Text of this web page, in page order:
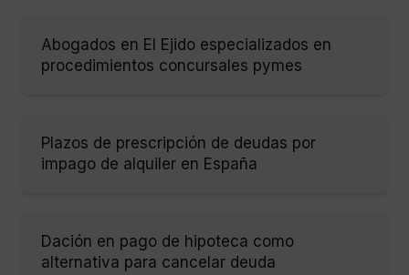
Abogados en El Ejido especializados en
procedimientos concursales pymes
Plazos de prescripción de deudas por
impago de alquiler en España
Dación en pago de hipoteca como
alternativa para cancelar deuda